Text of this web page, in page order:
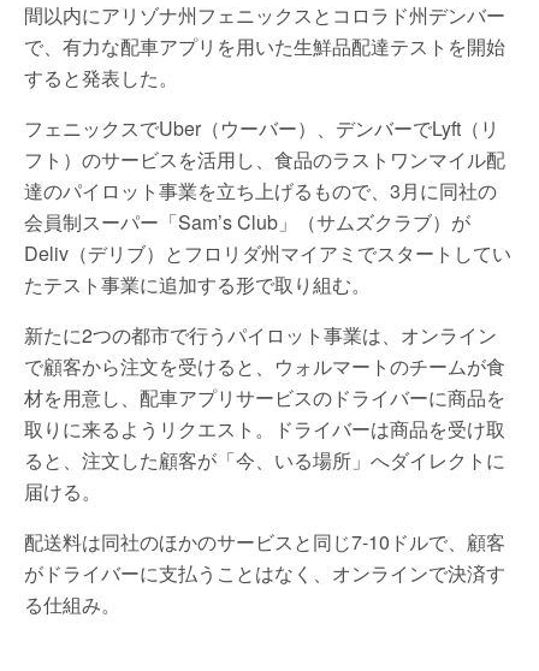
間以内にアリゾナ州フェニックスとコロラド州デンバー
で、有力な配車アプリを用いた生鮮品配達テストを開始
すると発表した。
フェニックスでUber（ウーバー）、デンバーでLyft（リ
フト）のサービスを活用し、食品のラストワンマイル配
達のパイロット事業を立ち上げるもので、3月に同社の
会員制スーパー「Sam’s Club」（サムズクラブ）が
Deliv（デリブ）とフロリダ州マイアミでスタートしてい
たテスト事業に追加する形で取り組む。
新たに2つの都市で行うパイロット事業は、オンライン
で顧客から注文を受けると、ウォルマートのチームが食
材を用意し、配車アプリサービスのドライバーに商品を
取りに来るようリクエスト。ドライバーは商品を受け取
ると、注文した顧客が「今、いる場所」へダイレクトに
届ける。
配送料は同社のほかのサービスと同じ7-10ドルで、顧客
がドライバーに支払うことはなく、オンラインで決済す
る仕組み。